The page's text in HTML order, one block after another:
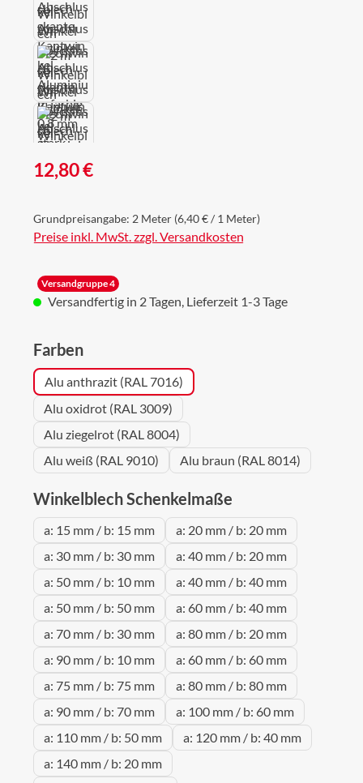
Regulärer Preis:
12,80 €
Grundpreisangabe: 2 Meter (6,40 € / 1 Meter)
Preise inkl. MwSt. zzgl. Versandkosten
Versandgruppe 4
Versandfertig in 2 Tagen, Lieferzeit 1-3 Tage
Farbenauswählen
Alu anthrazit (RAL 7016)
Alu oxidrot (RAL 3009)
Alu ziegelrot (RAL 8004)
Alu weiß (RAL 9010)
Alu braun (RAL 8014)
Winkelblech Schenkelmaße
a: 15 mm / b: 15 mm
a: 20 mm / b: 20 mm
a: 30 mm / b: 30 mm
a: 40 mm / b: 20 mm
a: 50 mm / b: 10 mm
a: 40 mm / b: 40 mm
a: 50 mm / b: 50 mm
a: 60 mm / b: 40 mm
a: 70 mm / b: 30 mm
a: 80 mm / b: 20 mm
a: 90 mm / b: 10 mm
a: 60 mm / b: 60 mm
a: 75 mm / b: 75 mm
a: 80 mm / b: 80 mm
a: 90 mm / b: 70 mm
a: 100 mm / b: 60 mm
a: 110 mm / b: 50 mm
a: 120 mm / b: 40 mm
a: 140 mm / b: 20 mm